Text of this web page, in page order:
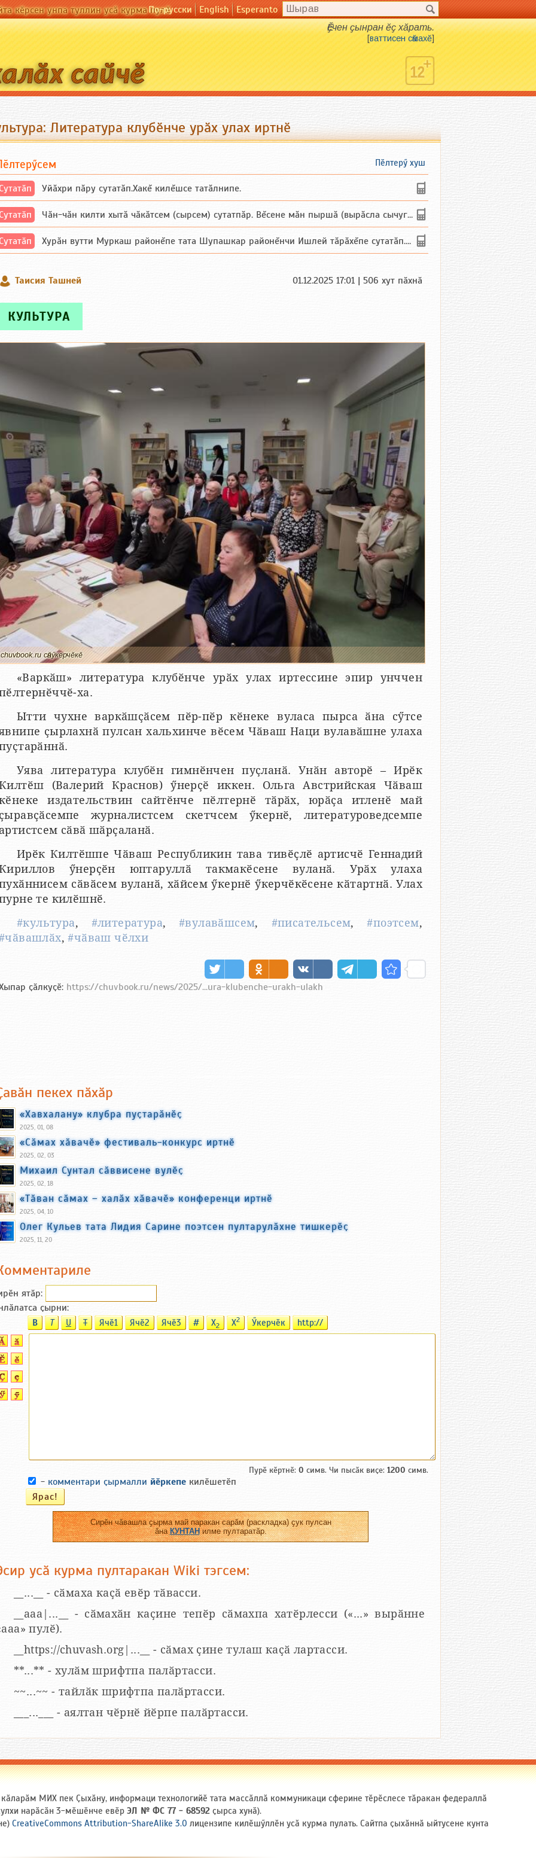
кӗрсен унпа туллин усӑ курма пулӗПо-русски English Esperanto
Ӗҫчен ҫынран ӗҫ хӑрать.
[ваттисен сӑмахӗ]
Литература клубӗнче урӑх улах иртнӗ
Пӗлтерӳ хуш
Уйăхри пăру сутатăп.Хакĕ килĕшсе татăлнипе.
Чăн-чăн килти хытă чăкăтсем (сырсем) сутатпăр. Вĕсене мăн пыршă (вырăсла сычуг) ...
Хурăн вутти Муркаш районĕпе тата Шупашкар районĕнчи Ишлей тăрăхĕпе сутатăп. Ха...
Таисия Ташней 01.12.2025 17:01 | 506 хут пӑхнӑ
КУЛЬТУРА
chuvbook.ru сӑнӳкерчӗкӗ
«Варкӑш» литература клубӗнче урӑх улах иртессине эпир унччен
ха.
Ытти чухне варкӑшҫӑсем пӗр-пӗр кӗнеке вуласа пырса ӑна сӳтсе
ҫырлахнӑ пулсан хальхинче вӗсем Чӑваш Наци вулавӑшне улаха
Уява литература клубӗн гимнӗнчен пуҫланӑ. Унӑн авторӗ – Ирӗк
(Валерий Краснов) ӳнерҫӗ иккен. Ольга Австрийская Чӑваш
издательствин сайтӗнче пӗлтернӗ тӑрӑх, юрӑҫа итленӗ май
журналистсем скетчсем ӳкернӗ, литературоведсемпе
сӑвӑ шӑрҫаланӑ.
Ирӗк Килтӗшпе Чӑваш Республикин тава тивӗҫлӗ артисчӗ Геннадий
ӳнерҫӗн юптаруллӑ такмакӗсене вуланӑ. Урӑх улаха
сӑвӑсем вуланӑ, хӑйсем ӳкернӗ ӳкерчӗкӗсене кӑтартнӑ. Улах
те килӗшнӗ.
#культура, #литература,#вулавӑшсем, #писательсем,#поэтсем,
,#чӑваш чӗлхи
ҫӑлкуҫӗ: https://chuvbook.ru/news/2025/...ura-klubenche-urakh-ulakh
пекех пӑхӑр
«Хавхалану» клубра пуҫтарӑнӗҫ
2025, 01, 08
«Сӑмах хӑвачӗ» фестиваль-конкурс иртнӗ
2025, 02, 03
Михаил Сунтал сӑввисене вулӗҫ
2025, 02, 18
«Тӑван сӑмах – халӑх хӑвачӗ» конференци иртнӗ
2025, 04, 10
Олег Кульев тата Лидия Сарине поэтсен пултарулӑхне тишкерӗҫ
2025, 11, 20
ятӑp:
ҫырни:
B T U T Ячӗ1 Ячӗ2 Ячӗ3 # X2 X2 Ӳкерчӗк http://
Пурӗ кӗртнӗ: 0 симв. Чи пысӑк виҫе: 1200 симв.
- комментари ҫырмалли йӗркепе килӗшетӗп
Сирӗн чӑвашла ҫырма май паракан сарӑм (раскладка) ҫук пулсан
ӑнаКУНТАНилме пултаратӑр.
усӑ курма пултаракан Wiki тэгсем:
__...__ - сӑмаха каҫӑ евӗр тӑвасси.
__aaa|...__ - сӑмахӑн каҫине тепӗр сӑмахпа хатӗрлесси («...» вырӑнне
пулӗ).
__https://chuvash.org|...__ - сӑмах ҫине тулаш каҫӑ лартасси.
**...** - хулӑм шрифтпа палӑртасси.
~~...~~ - тайлӑк шрифтпа палӑртасси.
___...___ - аялтан чӗрнӗ йӗрпе палӑртасси.
МИХ пек Ҫыхӑну, информаци технологийӗ тата массӑллӑ коммуникаци сферине тӗрӗслесе тӑракан федераллӑ
нарӑсӑн 3-мӗшӗнче евӗр ЭЛ № ФС 77 - 68592 ҫырса хунӑ).
CreativeCommons Attribution-ShareAlike 3.0 лицензипе килӗшӳллӗн усӑ курма пулать. Сайтпа ҫыхӑннӑ ыйтусене кунта